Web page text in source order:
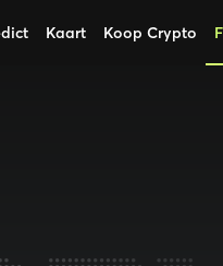
Kaart Koop Crypto